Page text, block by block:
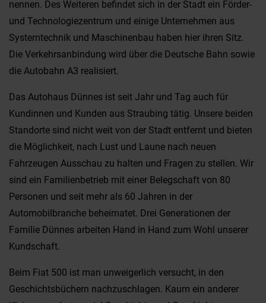
nennen. Des Weiteren befindet sich in der Stadt ein Förder-
und Technologiezentrum und einige Unternehmen aus
Systemtechnik und Maschinenbau haben hier ihren Sitz.
Die Verkehrsanbindung wird über die Deutsche Bahn sowie
die Autobahn A3 realisiert.
Das Autohaus Dünnes ist seit Jahr und Tag auch für
Kundinnen und Kunden aus Straubing tätig. Unsere beiden
Standorte sind nicht weit von der Stadt entfernt und bieten
die Möglichkeit, nach Lust und Laune nach neuen
Fahrzeugen Ausschau zu halten und Fragen zu stellen. Wir
sind ein Familienbetrieb mit einer Belegschaft von 80
Personen und seit mehr als 60 Jahren in der
Automobilbranche beheimatet. Drei Generationen der
Familie Dünnes arbeiten Hand in Hand zum Wohl unserer
Kundschaft.
Beim Fiat 500 ist man unweigerlich versucht, in den
Geschichtsbüchern nachzuschlagen. Kaum ein anderer